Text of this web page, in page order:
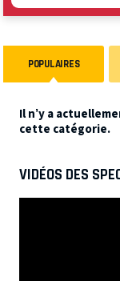
POPULAIRES
Il n’y a
cette catégorie.
VIDÉOS DES